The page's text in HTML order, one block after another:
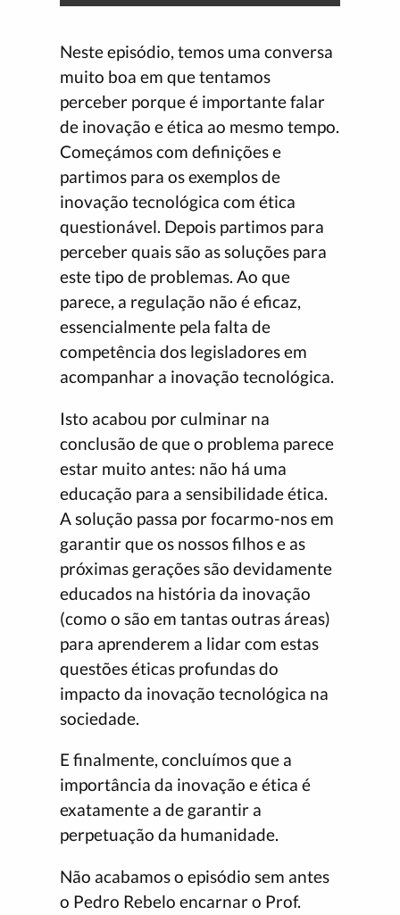
Neste episódio, temos uma conversa
muito boa em que tentamos
perceber porque é importante falar
de inovação e ética ao mesmo tempo.
Começámos com definições e
partimos para os exemplos de
inovação tecnológica com ética
questionável. Depois partimos para
perceber quais são as soluções para
este tipo de problemas. Ao que
parece, a regulação não é eficaz,
essencialmente pela falta de
competência dos legisladores em
acompanhar a inovação tecnológica.
Isto acabou por culminar na
conclusão de que o problema parece
estar muito antes: não há uma
educação para a sensibilidade ética.
A solução passa por focarmo-nos em
garantir que os nossos filhos e as
próximas gerações são devidamente
educados na história da inovação
(como o são em tantas outras áreas)
para aprenderem a lidar com estas
questões éticas profundas do
impacto da inovação tecnológica na
sociedade.
E finalmente, concluímos que a
importância da inovação e ética é
exatamente a de garantir a
perpetuação da humanidade.
Não acabamos o episódio sem antes
o Pedro Rebelo encarnar o Prof.